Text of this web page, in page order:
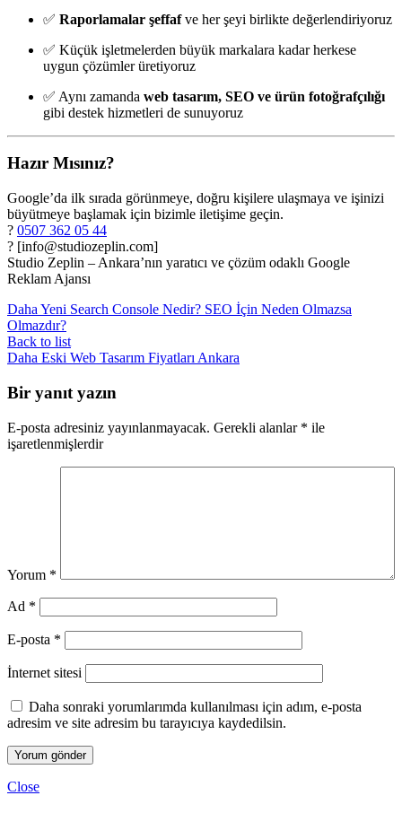
✅ Raporlamalar şeffafve her şeyi birlikte değerlendiriyoruz
✅ Küçük işletmelerden büyük markalara kadar herkese
uygun çözümler üretiyoruz
✅ Aynı zamanda web tasarım, SEO ve ürün fotoğrafçılığı
gibi destek hizmetleri de sunuyoruz
Hazır Mısınız?
Google’da ilk sırada görünmeye, doğru kişilere ulaşmaya ve işinizi
büyütmeye başlamak için bizimle iletişime geçin.
? 0507 362 05 44
? [info@studiozeplin.com]
Studio Zeplin – Ankara’nın yaratıcı ve çözüm odaklı Google
Reklam Ajansı
Daha Yeni Search Console Nedir? SEO İçin Neden Olmazsa
Olmazdır?
Back to list
Daha Eski Web Tasarım Fiyatları Ankara
Bir yanıt yazın
E-posta adresiniz yayınlanmayacak. Gerekli alanlar * ile
işaretlenmişlerdir
Yorum *
Ad *
E-posta *
İnternet sitesi
Daha sonraki yorumlarımda kullanılması için adım, e-posta
adresim ve site adresim bu tarayıcıya kaydedilsin.
Close